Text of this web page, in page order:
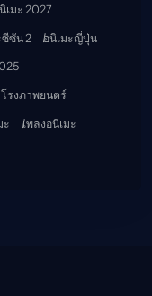
เมะ 2027
ซีซัน 2
อนิเมะญี่ปุ่น
รงภาพยนตร์
ะ
เพลงอนิเมะ